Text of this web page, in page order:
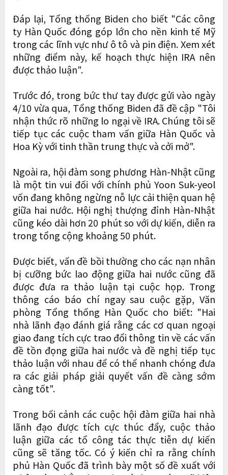
Đáp lại, Tổng thống Biden cho biết "Các công
ty Hàn Quốc đóng góp lớn cho nền kinh tế Mỹ
trong các lĩnh vực như ô tô và pin điện. Xem xét
những điểm này, kế hoạch thực hiện IRA nên
được thảo luận".
Trước đó, trong bức thư tay được gửi vào ngày
4/10 vừa qua, Tổng thống Biden đã đề cập "Tôi
nhận thức rõ những lo ngại về IRA. Chúng tôi sẽ
tiếp tục các cuộc tham vấn giữa Hàn Quốc và
Hoa Kỳ với tinh thần trung thực và cởi mở".
Ngoài ra, hội đàm song phương Hàn-Nhật cũng
là một tin vui đối với chính phủ Yoon Suk-yeol
vốn đang không ngừng nỗ lực cải thiện quan hệ
giữa hai nước. Hội nghị thượng đỉnh Hàn-Nhật
cũng kéo dài hơn 20 phút so với dự kiến, diễn ra
trong tổng cộng khoảng 50 phút.
Được biết, vấn đề bồi thường cho các nạn nhân
bị cưỡng bức lao động giữa hai nước cũng đã
được đưa ra thảo luận tại cuộc họp. Trong
thông cáo báo chí ngay sau cuộc gặp, Văn
phòng Tổng thống Hàn Quốc cho biết: "Hai
nhà lãnh đạo đánh giá rằng các cơ quan ngoại
giao đang tích cực trao đổi thông tin về các vấn
đề tồn đọng giữa hai nước và đề nghị tiếp tục
thảo luận với nhau để có thể nhanh chóng đưa
ra các giải pháp giải quyết vấn đề càng sớm
càng tốt".
Trong bối cảnh các cuộc hội đàm giữa hai nhà
lãnh đạo được tích cực thúc đẩy, cuộc thảo
luận giữa các tổ công tác thực tiễn dự kiến
cũng sẽ tăng tốc. Có ý kiến chỉ ra rằng chính
phủ Hàn Quốc đã trình bày một số đề xuất với